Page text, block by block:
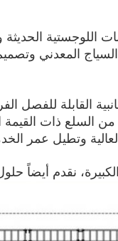
الحديثة
المعدني وتصميم
القابلة للفصل
من السلع ذات
وتطيل عمر الخدمة
نقدم أيضاً